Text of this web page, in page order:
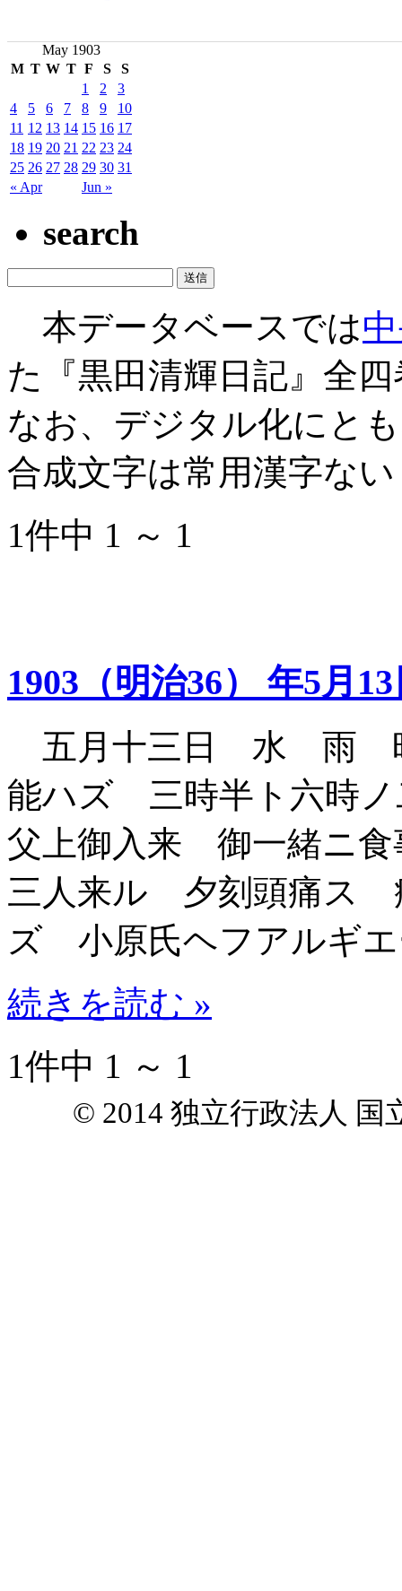
May 1903
M T W T F S S
« Apr Jun »
1 2
3
4
5 6 7 8 9
10
11 12 13 14 15 16 17
18 19 20 21 22 23 24
25 26 27 28 29 30 31
search
本データベースでは
た『黒田清輝日記』全
なお、デジタル化にと
合成文字は常用漢字な
1件中 1 ～ 1
1903（明治36） 年5月
五月十三日 水 雨 昨
能ハズ 三時半ト六時
父上御入来 御一緒ニ
三人来ル 夕刻頭痛ス
ズ 小原氏ヘフアルギ
続きを読む »
1件中 1 ～ 1
© 2014 独立行政法人 国